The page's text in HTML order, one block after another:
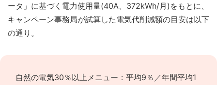
ータ」に基づく電力使用量(40A、372kWh/月)をもとに、
キャンペーン事務局が試算した電気代削減額の目安は以下
の通り。
自然の電気30％以上メニュー：平均9％／年間平均1